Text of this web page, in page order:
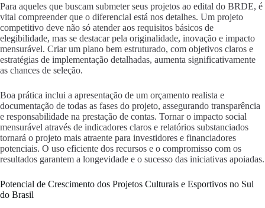
Para aqueles que buscam submeter seus projetos ao edital do BRDE, é
vital compreender que o diferencial está nos detalhes. Um projeto
competitivo deve não só atender aos requisitos básicos de
elegibilidade, mas se destacar pela originalidade, inovação e impacto
mensurável. Criar um plano bem estruturado, com objetivos claros e
estratégias de implementação detalhadas, aumenta significativamente
as chances de seleção.
Boa prática inclui a apresentação de um orçamento realista e
documentação de todas as fases do projeto, assegurando transparência
e responsabilidade na prestação de contas. Tornar o impacto social
mensurável através de indicadores claros e relatórios substanciados
tornará o projeto mais atraente para investidores e financiadores
potenciais. O uso eficiente dos recursos e o compromisso com os
resultados garantem a longevidade e o sucesso das iniciativas apoiadas.
Potencial de Crescimento dos Projetos Culturais e Esportivos no Sul
do Brasil